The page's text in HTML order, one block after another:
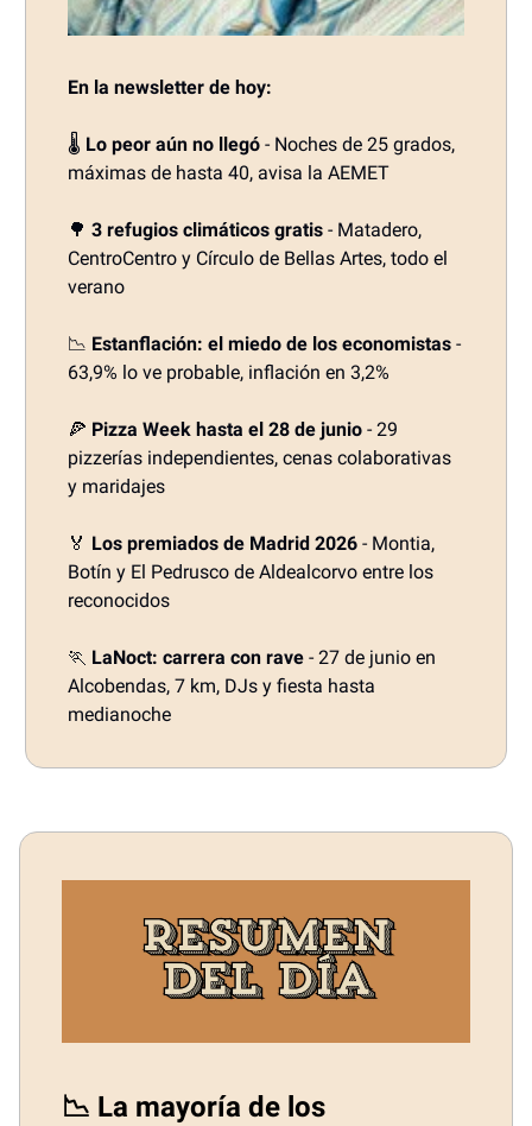
En la newsletter de hoy:
🌡️ Lo peor aún no llegó - Noches de 25 grados,
máximas de hasta 40, avisa la AEMET
🌳 3 refugios climáticos gratis - Matadero,
CentroCentro y Círculo de Bellas Artes, todo el
verano
📉 Estanflación: el miedo de los economistas -
63,9% lo ve probable, inflación en 3,2%
🍕 Pizza Week hasta el 28 de junio - 29
pizzerías independientes, cenas colaborativas
y maridajes
🏅 Los premiados de Madrid 2026 - Montia,
Botín y El Pedrusco de Aldealcorvo entre los
reconocidos
🏃 LaNoct: carrera con rave - 27 de junio en
Alcobendas, 7 km, DJs y fiesta hasta
medianoche
📉 La mayoría de los